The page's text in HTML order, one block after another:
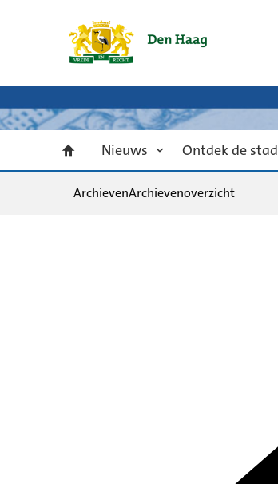
Nieuws Ontdek de stad
ArchievenArchievenoverzicht